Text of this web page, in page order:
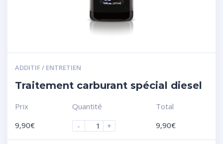
ADDITIF / ENTRETIEN
Traitement carburant spécial diesel
Prix
9,90€
Quantité
-
+
Total
9,90€